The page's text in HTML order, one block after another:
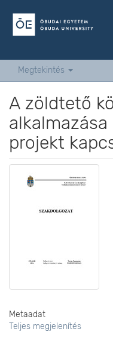
Megtekintés
A zöldtető
projekt
Metaadat
Teljes megjelenítés